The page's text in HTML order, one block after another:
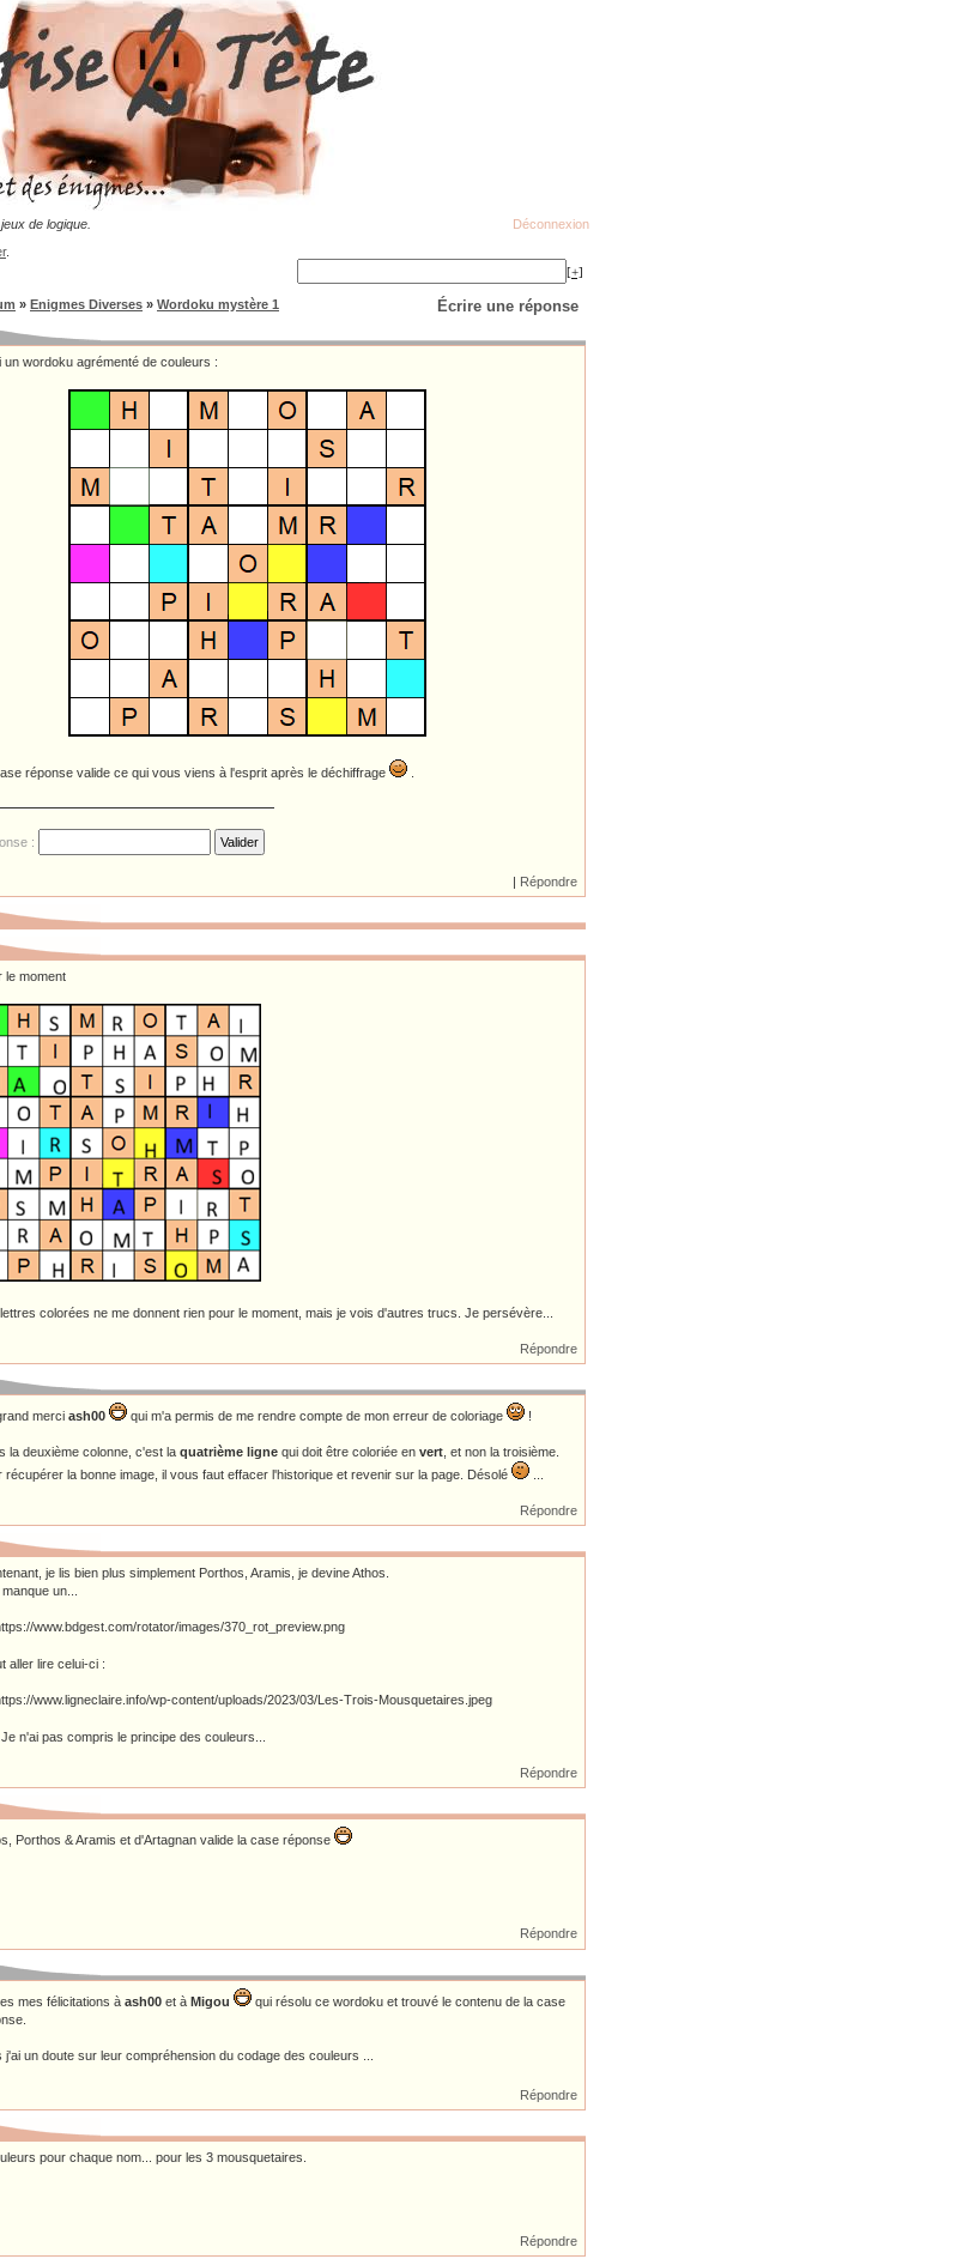
de logique.
Déconnexion
.
[+]
Écrire une réponse
» Enigmes Diverses » Wordoku mystère 1
un wordoku agrémenté de couleurs :
réponse valide ce qui vous viens à l'esprit après le déchiffrage
:
| Répondre
le moment
colorées ne me donnent rien pour le moment, mais je vois d'autres trucs. Je persévère...
Répondre
merci ash00 qui m'a permis de me rendre compte de mon erreur de coloriage !
la deuxième colonne, c'est la quatrième ligne qui doit être coloriée en vert , et non la troisième.
récupérer la bonne image, il vous faut effacer l'historique et revenir sur la page. Désolé
Répondre
je lis bien plus simplement Porthos, Aramis, je devine Athos.
un...
aller lire celui-ci :
Je n'ai pas compris le principe des couleurs...
Répondre
Porthos & Aramis et d'Artagnan valide la case réponse
Répondre
mes félicitations à ash00 et à Migou
qui résolu ce wordoku et trouvé le contenu de la case
j'ai un doute sur leur compréhension du codage des couleurs ...
Répondre
pour chaque nom... pour les 3 mousquetaires.
Répondre